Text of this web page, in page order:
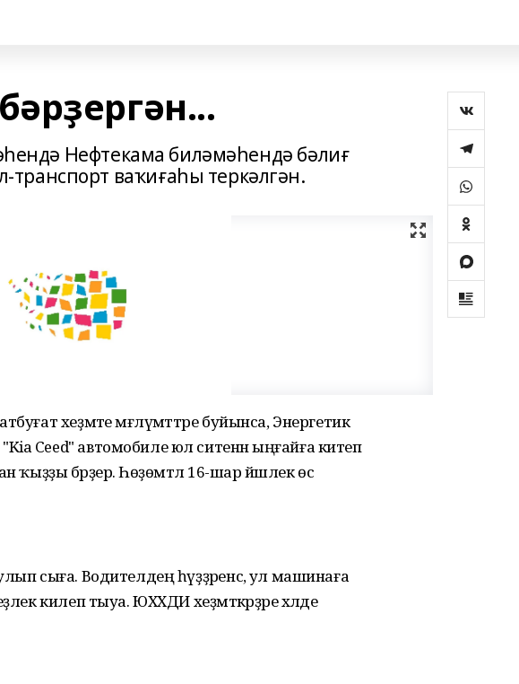
Нефтекама биләмәһендә бәлиғ
ваҡиғаһы теркәлгән.
хеҙмәте мәғлүмәттәре буйынса, Энергетик
Ceed" автомобиле юл ситенән ыңғайға китеп
бәрҙерә. Һөҙөмтәлә 16-шар йәшлек өс
сыға. Водителдең һүҙҙәренсә, ул машинаға
килеп тыуа. ЮХХДИ хеҙмәткәрҙәре хәлде